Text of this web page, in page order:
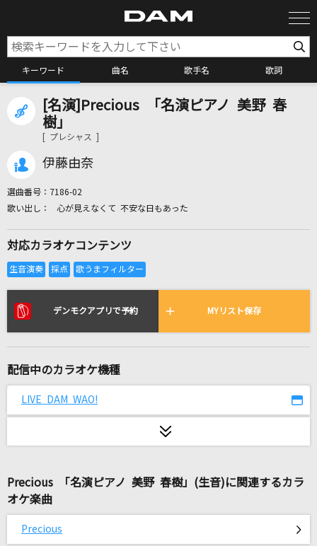
キーワード 曲名 歌手名 歌詞
カラオケ検索
カラオケリクエスト
リアルタイムで歌われている曲の一覧
空も飛べるはず
Amore
ReoNa
松浦亜弥
打上花火
DAOKO×米津玄師
少女レイ
[名演]Precious 「名演ピアノ 美野 春
樹」
[ プレシャス ]
伊藤由奈
選曲番号： 7186-02
心が見えなくて 不安な日もあった
対応カラオケコンテンツ
デンモクアプリで予約 MYリスト保存
配信中のカラオケ機種
LIVE DAM WAO!
Precious 「名演ピアノ 美野 春樹」(生音)に関連するカラ
オケ楽曲
Precious